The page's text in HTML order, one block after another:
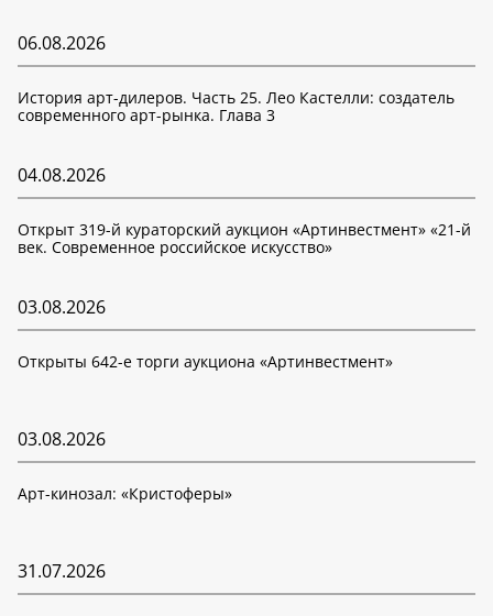
06.08.2026
История арт-дилеров. Часть 25. Лео Кастелли: создатель
современного арт-рынка. Глава 3
04.08.2026
Открыт 319-й кураторский аукцион «Артинвестмент» «21-й
век. Современное российское искусство»
03.08.2026
Открыты 642-е торги аукциона «Артинвестмент»
03.08.2026
Арт-кинозал: «Кристоферы»
31.07.2026